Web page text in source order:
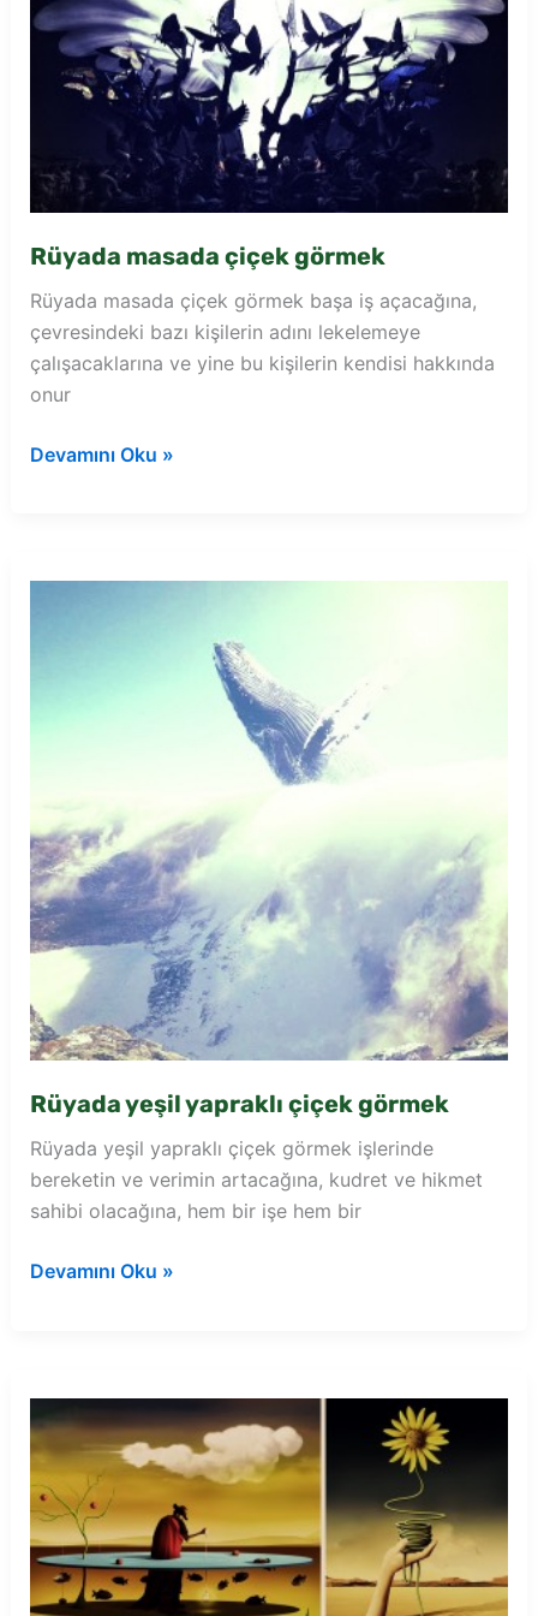
Rüyada masada çiçek görmek
Rüyada masada çiçek görmek başa iş açacağına,
çevresindeki bazı kişilerin adını lekelemeye
çalışacaklarına ve yine bu kişilerin kendisi hakkında
onur
Rüyada
Devamını Oku »
Rüyada yeşil yapraklı çiçek görmek
Rüyada yeşil yapraklı çiçek görmek işlerinde
bereketin ve verimin artacağına, kudret ve hikmet
sahibi olacağına, hem bir işe hem bir
Rüyada
görmek
Devamını Oku »